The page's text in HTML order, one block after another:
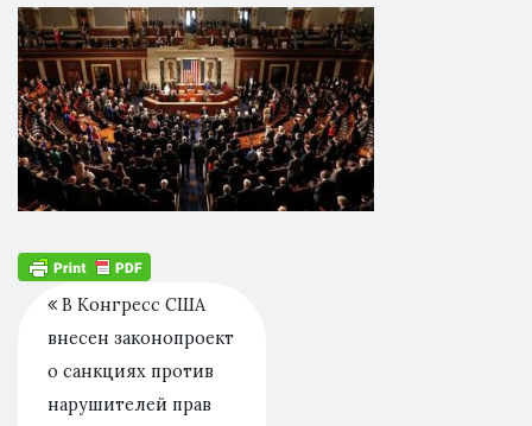
В Конгресс США
внесен законопроект
о санкциях против
нарушителей прав